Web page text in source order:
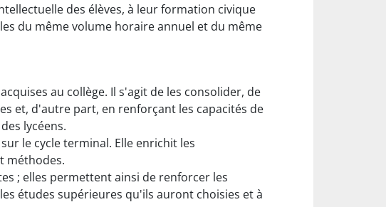
des élèves, à leur formation civique
du même volume horaire annuel et du même
au collège. Il s'agit de les consolider, de
et, d'autre part, en renforçant les capacités de
lycéens.
le cycle terminal. Elle enrichit les
méthodes.
; elles permettent ainsi de renforcer les
études supérieures qu'ils auront choisies et à